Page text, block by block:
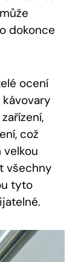
dokonce
ocení
což
všechny
tyto